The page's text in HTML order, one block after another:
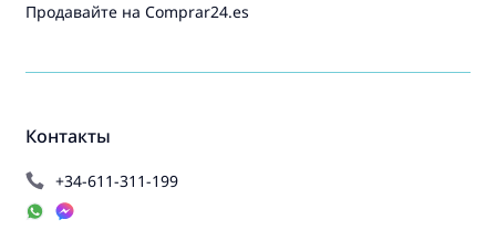
Контакты
+34-611-311-199
Продавайте на Comprar24.es